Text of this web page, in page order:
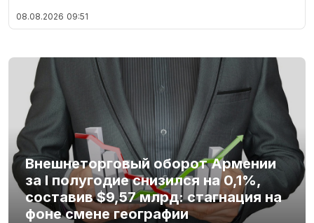
08.08.2026 09:51
Внешнеторговый оборот Армении
за I полугодие снизился на 0,1%,
составив $9,57 млрд: стагнация на
фоне смене географии